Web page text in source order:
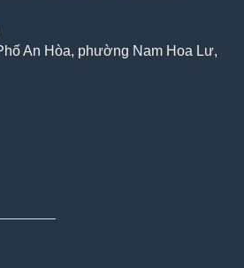
An Hòa, phường Nam Hoa Lư,